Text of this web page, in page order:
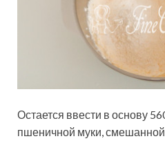
Остается ввести в основу
пшеничной муки,